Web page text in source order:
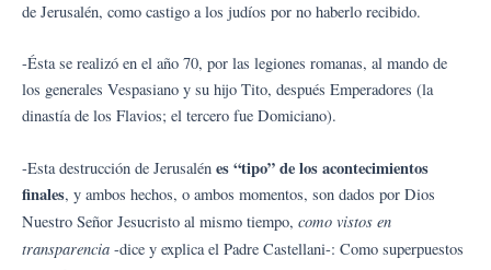
de Jerusalén, como castigo a los judíos por no haberlo recibido.
-Ésta se realizó en el año 70, por las legiones romanas, al mando de
los generales Vespasiano y su hijo Tito, después Emperadores (la
dinastía de los Flavios; el tercero fue Domiciano).
-Esta destrucción de Jerusalén es “tipo” de los acontecimientos
finales, y ambos hechos, o ambos momentos, son dados por Dios
Nuestro Señor Jesucristo al mismo tiempo, como vistos en
transparencia -dice y explica el Padre Castellani-: Como superpuestos